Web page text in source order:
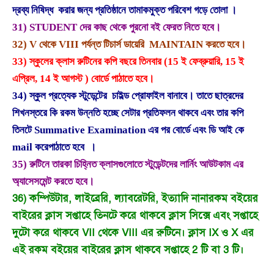
দ্রব্য নিষিদ্ধ করার জন্য প্রতিষ্ঠানে তামাকমুক্ত পরিবেশ গড়ে তোলা ।
31) STUDENT দের কাছ থেকে পুরনো বই ফেরত নিতে হবে।
32) V থেকে VIII পর্যন্ত টিচার্স ডায়েরি MAINTAIN করতে হবে।
33) স্কুলের ক্লাস রুটিনের কপি বছরে তিনবার (15 ই ফেব্রুয়ারি, 15 ই
এপ্রিল, 14 ই আগস্ট ) বোর্ডে পাঠাতে হবে।
34) স্কুল প্রত্যেক স্টুডেন্টের চাইল্ড প্রোফাইল বানাবে। তাতে ছাত্রদের
শিখনস্তরে কি রকম উন্নতি হচ্ছে সেটার প্রতিফলন থাকবে এবং তার কপি
তিনটে Summative Examination এর পর বোর্ডে এবং ডি আই কে
mail করেপাঠাতে হবে ।
35) রুটিনে তারকা চিহ্নিত ক্লাসগুলোতে স্টুডেন্টদের লার্নিং আউটকাম এর
অ্যাসেসমেন্ট করতে হবে।
36) কম্পিউটার, লাইব্রেরি, ল্যাবরেটরি, ইত্যাদি নানারকম বইয়ের
বাইরের ক্লাস সপ্তাহে তিনটে করে থাকবে ক্লাস সিক্সে এবং সপ্তাহে
দুটো করে থাকবে VII থেকে VIII এর রুটিনে। ক্লাস IX ও X এর
এই রকম বইয়ের বাইরের ক্লাস থাকবে সপ্তাহে 2 টি বা 3 টি।